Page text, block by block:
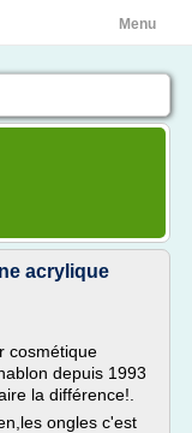
Menu
acrylique
cosmétique
depuis 1993
la différence!.
ongles c'est